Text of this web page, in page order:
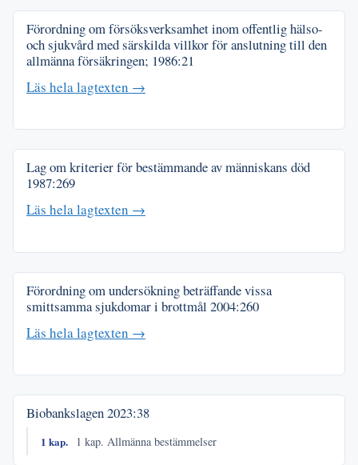
Förordning om försöksverksamhet inom offentlig hälso-
och sjukvård med särskilda villkor för anslutning till den
allmänna försäkringen; 1986:21
Läs hela lagtexten →
Lag om kriterier för bestämmande av människans död
1987:269
Läs hela lagtexten →
Förordning om undersökning beträffande vissa
smittsamma sjukdomar i brottmål 2004:260
Läs hela lagtexten →
Biobankslagen2023:38
1 kap. 1 kap. Allmänna bestämmelser